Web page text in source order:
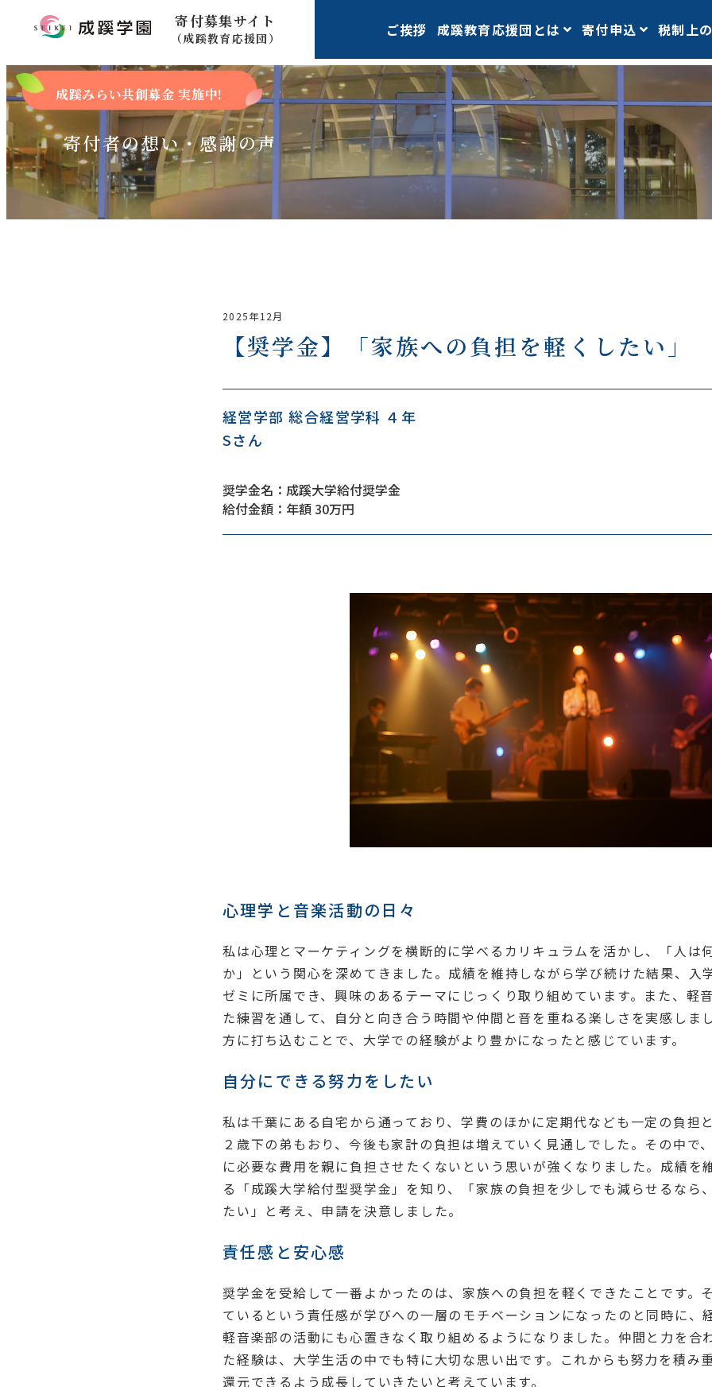
寄付募集サイト
（成蹊教育応援団） ご挨拶 成蹊教育応援団とは 寄付申込 税制上
寄付者の想い・感謝の声
2025年12月
【奨学金】「家族への負担を軽くしたい」
経営学部 総合経営学科 ４年
Sさん
奨学金名：成蹊大学給付奨学金
給付金額：年額 30万円
心理学と音楽活動の日々
私は心理とマーケティングを横断的に学べるカリキュラムを活かし、「人は
か」という関心を深めてきました。成績を維持しながら学び続けた結果、入
ゼミに所属でき、興味のあるテーマにじっくり取り組めています。また、軽
た練習を通して、自分と向き合う時間や仲間と音を重ねる楽しさを実感しま
方に打ち込むことで、大学での経験がより豊かになったと感じています。
自分にできる努力をしたい
私は千葉にある自宅から通っており、学費のほかに定期代なども一定の負担
２歳下の弟もおり、今後も家計の負担は増えていく見通しでした。その中で
に必要な費用を親に負担させたくないという思いが強くなりました。成績を
る「成蹊大学給付型奨学金」を知り、「家族の負担を少しでも減らせるなら
たい」と考え、申請を決意しました。
責任感と安心感
奨学金を受給して一番よかったのは、家族への負担を軽くできたことです。
ているという責任感が学びへの一層のモチベーションになったのと同時に、
軽音楽部の活動にも心置きなく取り組めるようになりました。仲間と力を合
た経験は、大学生活の中でも特に大切な思い出です。これからも努力を積み
還元できるよう成長していきたいと考えています。
成蹊みらい共創募金 実施中!